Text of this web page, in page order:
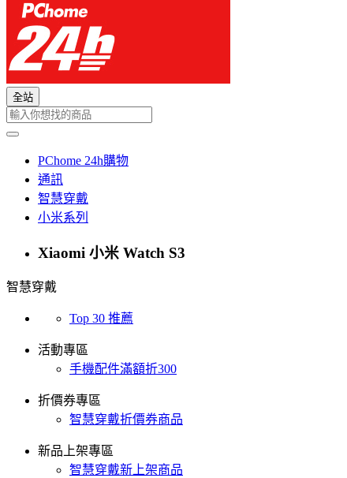
全站
PChome 24h購物
通訊
智慧穿戴
小米系列
Xiaomi 小米 Watch S3
智慧穿戴
Top 30 推薦
活動專區
手機配件滿額折300
折價券專區
智慧穿戴折價券商品
新品上架專區
智慧穿戴新上架商品